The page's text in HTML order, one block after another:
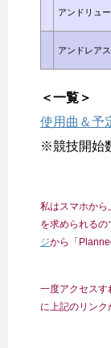
アンドリュ
アンドレア
＜一覧＞
使用曲＆予
※競技開始
私はスマホから
を求められる
ジから「
一度アクセスす
に上記のリンク